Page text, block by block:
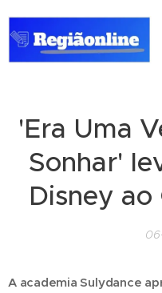
'Era Uma
Sonhar'
Disney ao
A academia Sulydance